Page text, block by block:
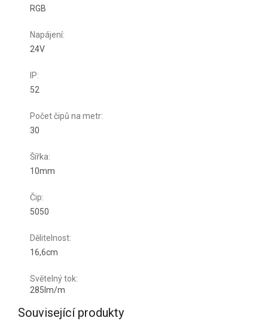
RGB
Napájení:
24V
IP:
52
Počet čipů na metr:
30
Šířka:
10mm
Čip:
5050
Dělitelnost:
16,6cm
Světelný tok:
285lm/m
Související produkty